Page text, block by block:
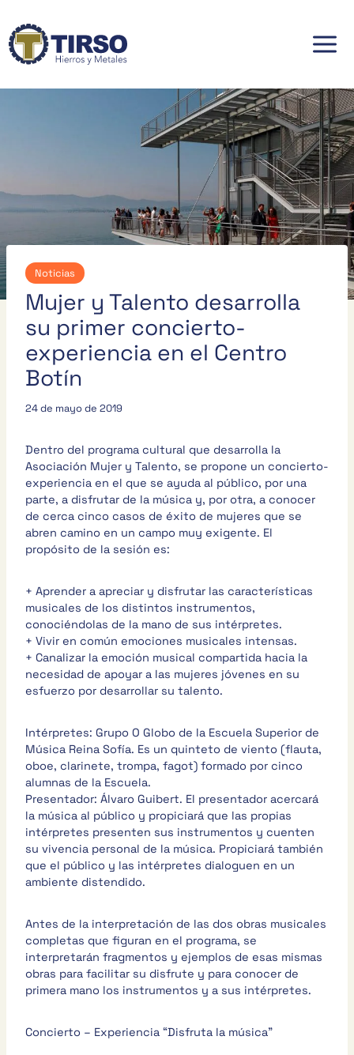
contenido
Noticias
Mujer y Talento desarrolla
su primer concierto-
experiencia en el Centro
Botín
24 de mayo de 2019
Dentro del programa cultural que desarrolla la
Asociación Mujer y Talento, se propone un concierto-
experiencia en el que se ayuda al público, por una
parte, a disfrutar de la música y, por otra, a conocer
de cerca cinco casos de éxito de mujeres que se
abren camino en un campo muy exigente. El
propósito de la sesión es:
+ Aprender a apreciar y disfrutar las características
musicales de los distintos instrumentos,
conociéndolas de la mano de sus intérpretes.
+ Vivir en común emociones musicales intensas.
+ Canalizar la emoción musical compartida hacia la
necesidad de apoyar a las mujeres jóvenes en su
esfuerzo por desarrollar su talento.
Intérpretes: Grupo O Globo de la Escuela Superior de
Música Reina Sofía. Es un quinteto de viento (flauta,
oboe, clarinete, trompa, fagot) formado por cinco
alumnas de la Escuela.
Presentador: Álvaro Guibert. El presentador acercará
la música al público y propiciará que las propias
intérpretes presenten sus instrumentos y cuenten
su vivencia personal de la música. Propiciará también
que el público y las intérpretes dialoguen en un
ambiente distendido.
Antes de la interpretación de las dos obras musicales
completas que figuran en el programa, se
interpretarán fragmentos y ejemplos de esas mismas
obras para facilitar su disfrute y para conocer de
primera mano los instrumentos y a sus intérpretes.
Concierto – Experiencia “Disfruta la música”